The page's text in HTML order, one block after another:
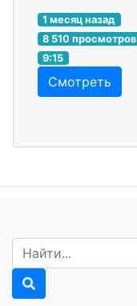
1 месяц назад
8 510 просмотров
9:15
Смотреть